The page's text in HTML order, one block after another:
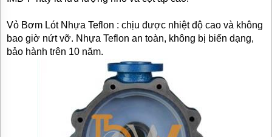
Vỏ Bơm Lót Nhựa Teflon : chịu được nhiệt độ cao và không
bao giờ nứt vỡ. Nhựa Teflon an toàn, không bị biến dạng,
bảo hành trên 10 năm.